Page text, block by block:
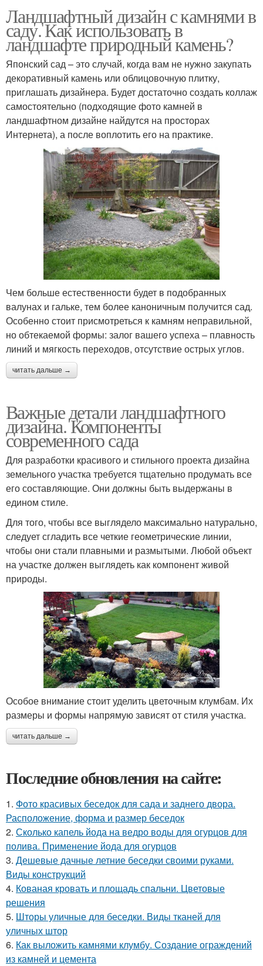
Ландшафтный дизайн с камнями в
саду. Как использовать в
ландшафте природный камень?
Японский сад – это случай, когда вам не нужно закупать
декоративный камень или облицовочную плитку,
приглашать дизайнера. Будет достаточно создать коллаж
самостоятельно (подходящие фото камней в
ландшафтном дизайне найдутся на просторах
Интернета), а после воплотить его на практике.
Чем больше естественности будет в подобранных
валунах и гальке, тем более каноничным получится сад.
Особенно стоит присмотреться к камням неправильной,
но обтекаемой формы: залог вашего успеха – плавность
линий и мягкость переходов, отсутствие острых углов.
читать дальше →
Важные детали ландшафтного
дизайна. Компоненты
современного сада
Для разработки красивого и стильного проекта дизайна
земельного участка требуется тщательно продумать все
его составляющие. Они должны быть выдержаны в
едином стиле.
Для того, чтобы все выглядело максимально натурально,
следует сгладить все четкие геометрические линии,
чтобы они стали плавными и размытыми. Любой объект
на участке должен выглядеть как компонент живой
природы.
Особое внимание стоит уделить цветочным клумбам. Их
размеры и формы напрямую зависят от стиля участка.
читать дальше →
Последние обновления на сайте:
1. Фото красивых беседок для сада и заднего двора.
Расположение, форма и размер беседок
2. Сколько капель йода на ведро воды для огурцов для
полива. Применение йода для огурцов
3. Дешевые дачные летние беседки своими руками.
Виды конструкций
4. Кованая кровать и площадь спальни. Цветовые
решения
5. Шторы уличные для беседки. Виды тканей для
уличных штор
6. Как выложить камнями клумбу. Создание ограждений
из камней и цемента